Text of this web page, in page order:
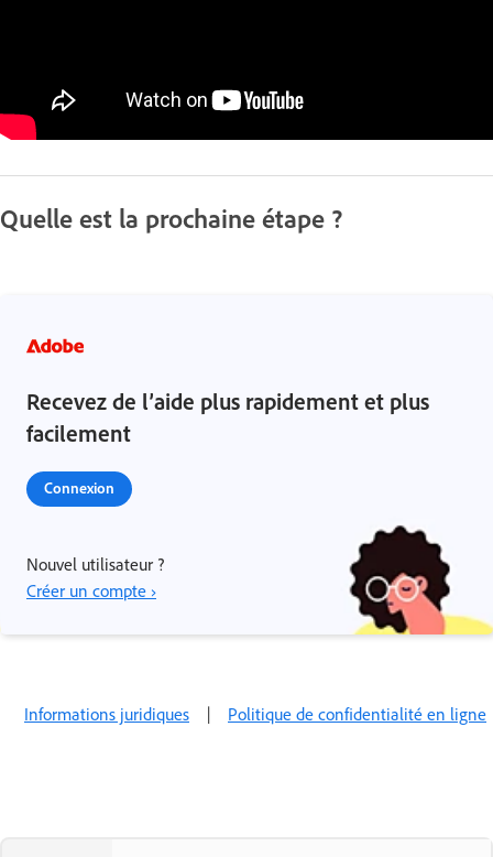
Quelle est la prochaine étape ?
Recevez de l’aide plus rapidement et plus
facilement
Connexion
Nouvel utilisateur ?
Créer un compte ›
Informations juridiques | Politique de confidentialité en ligne